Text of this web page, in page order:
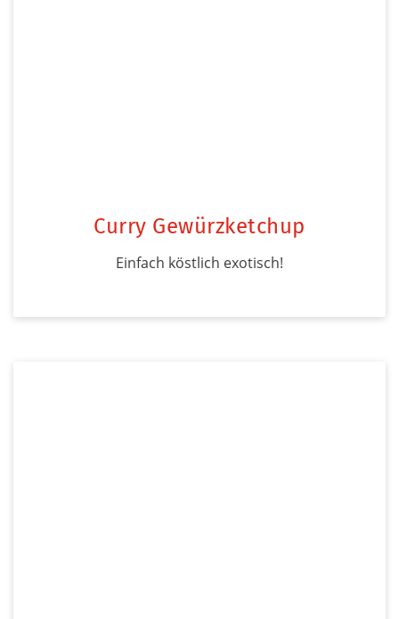
Curry Gewürzketchup
Einfach köstlich exotisch!